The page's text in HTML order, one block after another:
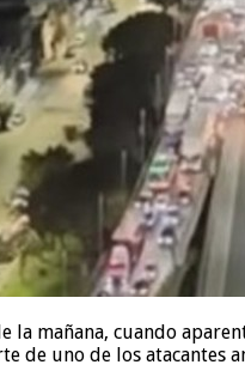
la mañana, cuando
de uno de los atacantes